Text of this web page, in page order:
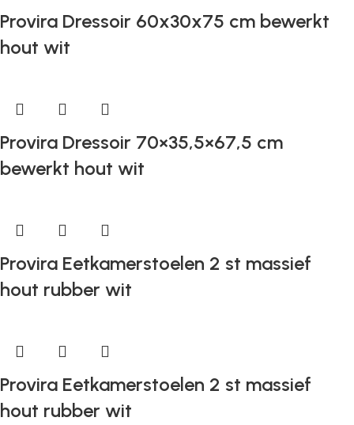
Provira Dressoir 60x30x75 cm bewerkt
hout wit
Provira Dressoir 70×35,5×67,5 cm
bewerkt hout wit
Provira Eetkamerstoelen 2 st massief
hout rubber wit
Provira Eetkamerstoelen 2 st massief
hout rubber wit